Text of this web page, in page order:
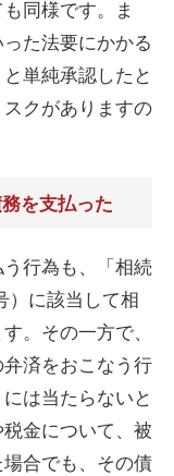
同様です。ま
た法要にかかる
単純承認したと
クがありますの
を支払った
行為も、「相続
）に該当して相
。その一方で、
済をおこなう行
は当たらないと
金について、被
合でも、その債